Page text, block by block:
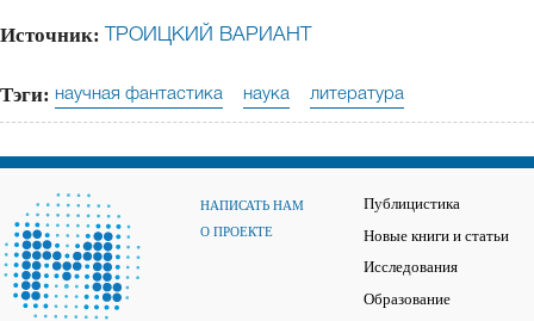
Источник: ТРОИЦКИЙ ВАРИАНТ
Тэги: научная фантастика наука литература
НАПИСАТЬ НАМ
О ПРОЕКТЕ
Публицистика
Новые книги и статьи
Исследования
Образование